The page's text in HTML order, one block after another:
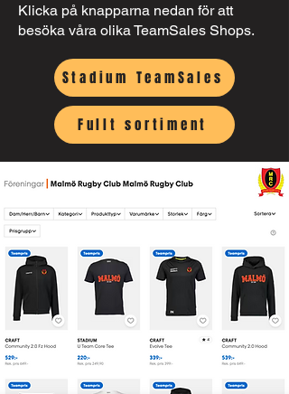
Klicka på knapparna nedan för att
besöka våra olika TeamSales Shops.
Stadium TeamSales
Fullt sortiment